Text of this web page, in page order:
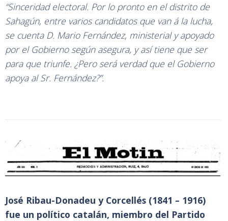
“Sinceridad electoral. Por lo pronto en el distrito de
Sahagún, entre varios candidatos que van á la lucha,
se cuenta D. Mario Fernández, ministerial y apoyado
por el Gobierno según asegura, y así tiene que ser
para que triunfe. ¿Pero será verdad que el Gobierno
apoya al Sr. Fernández?”.
José Ribau-Donadeu y Corcellés (1841 – 1916)
fue un político catalán, miembro del Partido